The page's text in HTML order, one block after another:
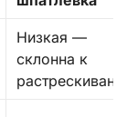
Низкая —
склонна к